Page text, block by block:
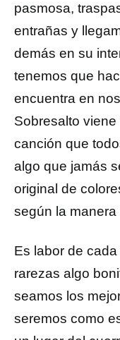
pasmosa,
entrañas y
demás en su
tenemos que
encuentra en
Sobresalto
canción que
algo que jamás
original de
según la
Es labor de
rarezas algo
seamos los
seremos como